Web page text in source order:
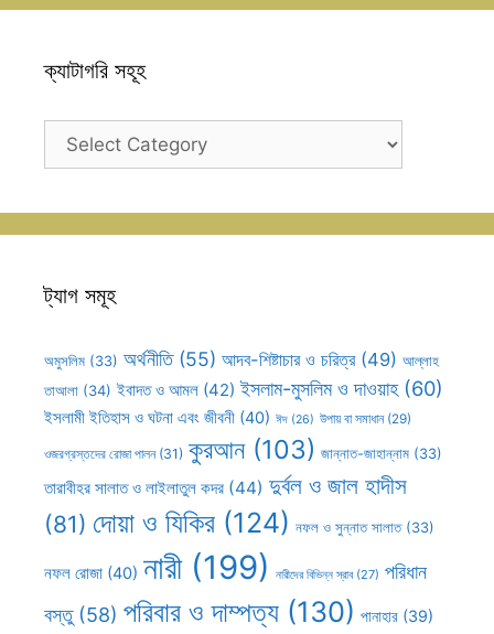
ক্যাটাগরি সহূহ
ক্যাটাগরি
ট্যাগ সমূহ
অমুসলিম (33) অর্থনীতি(55) আদব-শিষ্টাচার ও চরিত্র(49) আল্লাহ
তাআলা (34) ইবাদত ও আমল (42) ইসলাম-মুসলিম ও দাওয়াহ(60)
ইসলামী ইতিহাস ও ঘটনা এবং জীবনী (40) ঈদ (26) উপায় বা সমাধান(29)
ওজরগ্রস্তদের রোজা পালন(31) কুরআন(103) জান্নাত-জাহান্নাম (33)
তারাবীহর সালাত ও লাইলাতুল কদর (44) দুর্বল ও জাল হাদীস
(81) দোয়া ও যিকির (124) নফল ও সুন্নাত সালাত(33)
নফল রোজা (40) নারী(199) নারীদের বিভিন্ন স্রাব(27) পরিধান
বস্তু(58) পরিবার ও দাম্পত্য (130) পানাহার (39)